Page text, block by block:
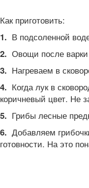
Как приготовить:
1. В подсоленной
2. Овощи после
3. Нагреваем в
4. Когда лук в
коричневый цвет. Не
5. Грибы лесные
6. Добавляем
готовности. На это